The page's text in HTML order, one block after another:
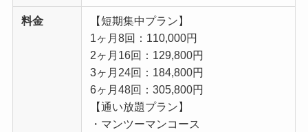
料金
【短期集中プラン】
1ヶ月8回：110,000円
2ヶ月16回：129,800円
3ヶ月24回：184,800円
6ヶ月48回：305,800円
【通い放題プラン】
・マンツーマンコース